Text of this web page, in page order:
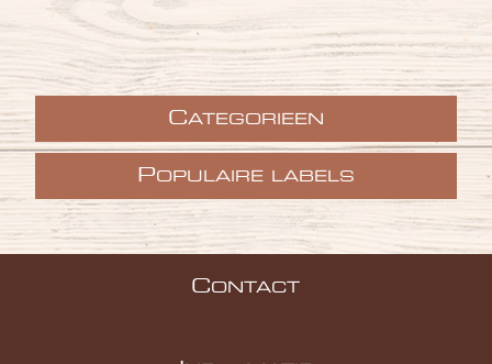
CATEGORIEEN
POPULAIRE LABELS
CONTACT